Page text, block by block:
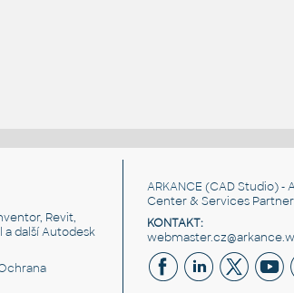
Revit,
a další Autodesk
ARKANCE (CAD Studio) -
Center & Services Partner
KONTAKT: